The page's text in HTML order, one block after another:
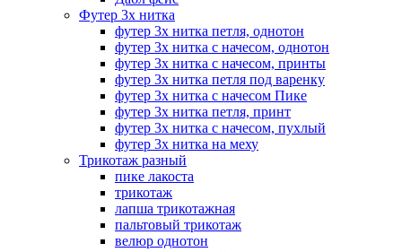
Футер 3х нитка
футер 3х нитка петля, однотон
футер 3х нитка с начесом, однотон
футер 3х нитка с начесом, принты
футер 3х нитка петля под варенку
футер 3х нитка с начесом Пике
футер 3х нитка петля, принт
футер 3х нитка с начесом, пухлый
футер 3х нитка на меху
Трикотаж разный
пике лакоста
трикотаж
лапша трикотажная
пальтовый трикотаж
велюр однотон